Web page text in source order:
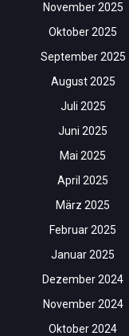
November 2025
Oktober 2025
September 2025
August 2025
Juli 2025
Juni 2025
Mai 2025
April 2025
März 2025
Februar 2025
Januar 2025
Dezember 2024
November 2024
Oktober 2024